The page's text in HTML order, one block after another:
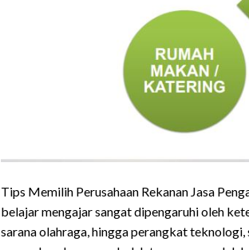
Tips Memilih Perusahaan Rekanan Jasa
belajar mengajar sangat dipengaruhi oleh
sarana olahraga, hingga perangkat